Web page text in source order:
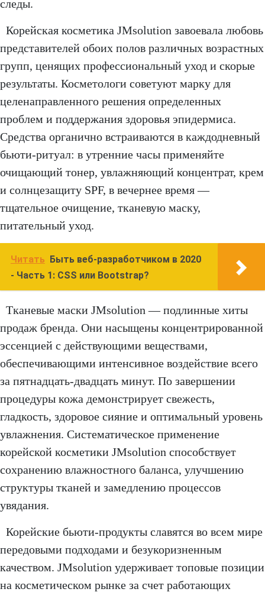
следы.
Корейская косметика JMsolution завоевала любовь
представителей обоих полов различных возрастных
групп, ценящих профессиональный уход и скорые
результаты. Косметологи советуют марку для
целенаправленного решения определенных
проблем и поддержания здоровья эпидермиса.
Средства органично встраиваются в каждодневный
бьюти-ритуал: в утренние часы применяйте
очищающий тонер, увлажняющий концентрат, крем
и солнцезащиту SPF, в вечернее время —
тщательное очищение, тканевую маску,
питательный уход.
Читать
Быть веб-разработчиком в 2020
- Часть 1: CSS или Bootstrap?
Тканевые маски JMsolution — подлинные хиты
продаж бренда. Они насыщены концентрированной
эссенцией с действующими веществами,
обеспечивающими интенсивное воздействие всего
за пятнадцать-двадцать минут. По завершении
процедуры кожа демонстрирует свежесть,
гладкость, здоровое сияние и оптимальный уровень
увлажнения. Систематическое применение
корейской косметики JMsolution способствует
сохранению влажностного баланса, улучшению
структуры тканей и замедлению процессов
увядания.
Корейские бьюти-продукты славятся во всем мире
передовыми подходами и безукоризненным
качеством. JMsolution удерживает топовые позиции
на косметическом рынке за счет работающих